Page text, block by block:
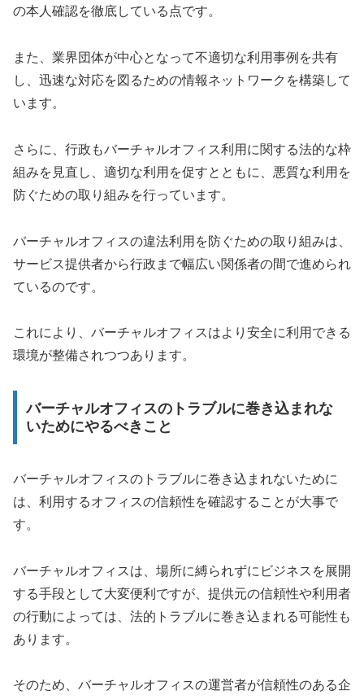
の本人確認を徹底している点です。
また、業界団体が中心となって不適切な利用事例を共有
し、迅速な対応を図るための情報ネットワークを構築して
います。
さらに、行政もバーチャルオフィス利用に関する法的な枠
組みを見直し、適切な利用を促すとともに、悪質な利用を
防ぐための取り組みを行っています。
バーチャルオフィスの違法利用を防ぐための取り組みは、
サービス提供者から行政まで幅広い関係者の間で進められ
ているのです。
これにより、バーチャルオフィスはより安全に利用できる
環境が整備されつつあります。
バーチャルオフィスのトラブルに巻き込まれな
いためにやるべきこと
バーチャルオフィスのトラブルに巻き込まれないために
は、利用するオフィスの信頼性を確認することが大事で
す。
バーチャルオフィスは、場所に縛られずにビジネスを展開
する手段として大変便利ですが、提供元の信頼性や利用者
の行動によっては、法的トラブルに巻き込まれる可能性も
あります。
そのため、バーチャルオフィスの運営者が信頼性のある企